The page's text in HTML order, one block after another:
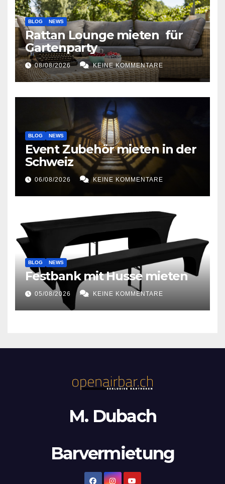
BLOG NEWS
Rattan Lounge mieten für
Gartenparty
08/08/2026 KEINE KOMMENTARE
BLOG NEWS
Event Zubehör mieten in der
Schweiz
06/08/2026 KEINE KOMMENTARE
BLOG NEWS
Festbank mit Husse mieten
05/08/2026 KEINE KOMMENTARE
M. Dubach
Barvermietung